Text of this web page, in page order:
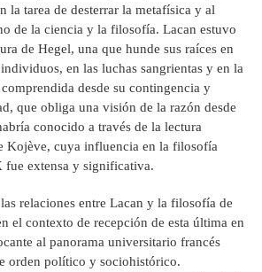
la tarea de desterrar la metafísica y al
de la ciencia y la filosofía. Lacan estuvo
de Hegel, una que hunde sus raíces en
en las luchas sangrientas y en la
desde su contingencia y
que obliga una visión de la razón desde
conocido a través de la lectura
Kojève, cuya influencia en la filosofía
fue extensa y significativa.
relaciones entre Lacan y la filosofía de
el contexto de recepción de esta última en
al panorama universitario francés
orden político y sociohistórico.